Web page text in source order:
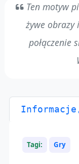
Ten motyw
żywe obrazy
połączenie
Informacje
Tagi: Gry